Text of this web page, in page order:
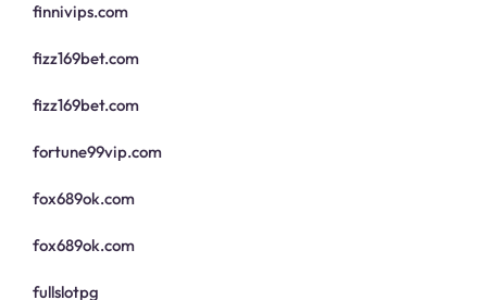
finnivips.com
fizz169bet.com
fizz169bet.com
fortune99vip.com
fox689ok.com
fox689ok.com
fullslotpg